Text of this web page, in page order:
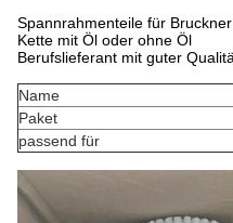
Spannrahmenteile für
Kette mit Öl oder ohne Öl
Berufslieferant mit guter
Name
Paket
passend für